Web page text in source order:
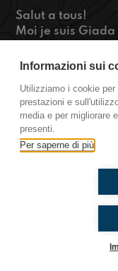
Salut a tous!
Moi je suis
personne en
Écoutez cette
pense...
#TousLesMemes
Ti è piaciuto?
Informazioni sui
Utilizziamo i cookie
prestazioni e
media e per migliorare
presenti.
Per saperne di più